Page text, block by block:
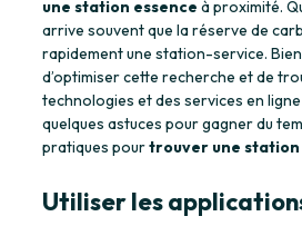
une station essence à proximité.
arrive souvent que la réserve de
rapidement une station-service.
d’optimiser cette recherche et de
technologies et des services en
quelques astuces pour gagner du
pratiques pourtrouver une station
Utiliser les